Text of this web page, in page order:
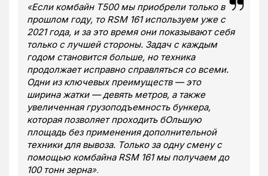
«Если комбайн Т500 мы приобрели только в
прошлом году, то RSM 161 используем уже с
2021 года, и за это время они показывают себя
только с лучшей стороны. Задач с каждым
годом становится больше, но техника
продолжает исправно справляться со всеми.
Одни из ключевых преимуществ — это
ширина жатки — девять метров, а также
увеличенная грузоподъемность бункера,
которая позволяет проходить бОльшую
площадь без применения дополнительной
техники для вывоза. Только за одну смену с
помощью комбайна RSM 161 мы получаем до
100 тонн зерна».